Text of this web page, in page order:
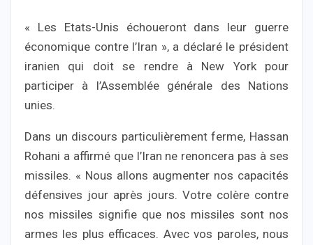
« Les Etats-Unis échoueront dans leur guerre
économique contre l’Iran », a déclaré le président
iranien qui doit se rendre à New York pour
participer à l’Assemblée générale des Nations
unies.
Dans un discours particulièrement ferme, Hassan
Rohani a affirmé que l’Iran ne renoncera pas à ses
missiles. « Nous allons augmenter nos capacités
défensives jour après jours. Votre colère contre
nos missiles signifie que nos missiles sont nos
armes les plus efficaces. Avec vos paroles, nous